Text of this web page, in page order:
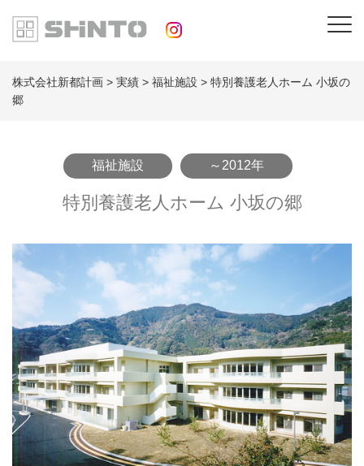
株式会社新都計画 > 実績 > 福祉施設 > 特別養護老人ホーム 小坂の
郷
福祉施設 ～2012年
特別養護老人ホーム 小坂の郷